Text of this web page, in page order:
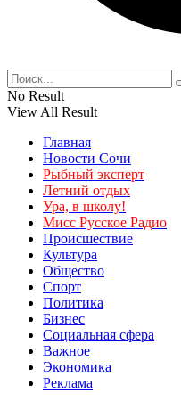
No Result
View All Result
Главная
Новости Сочи
Рыбный эксперт
Летний отдых
Ура, в школу!
Мисс Русское Радио
Происшествие
Культура
Общество
Спорт
Политика
Бизнес
Социальная сфера
Важное
Экономика
Реклама